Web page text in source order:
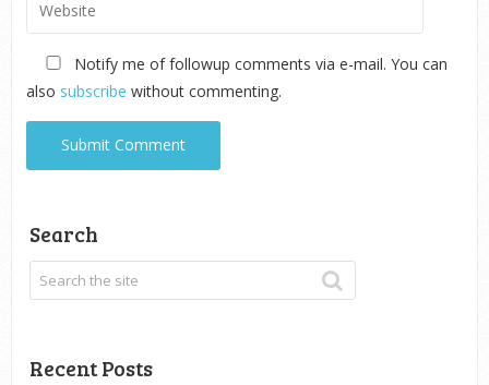
Notify me of followup comments via e-mail. You can
also subscribe without commenting.
Search
Recent Posts